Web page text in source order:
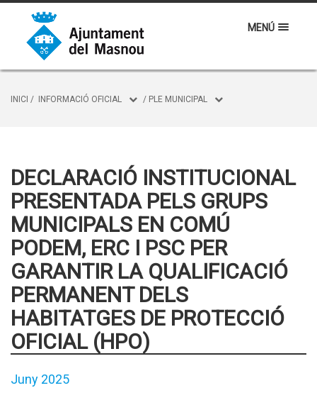
MENÚ
INICI / INFORMACIÓ OFICIAL / PLE MUNICIPAL
DECLARACIÓ INSTITUCIONAL
PRESENTADA PELS GRUPS
MUNICIPALS EN COMÚ
PODEM, ERC I PSC PER
GARANTIR LA QUALIFICACIÓ
PERMANENT DELS
HABITATGES DE PROTECCIÓ
OFICIAL (HPO)
Juny 2025